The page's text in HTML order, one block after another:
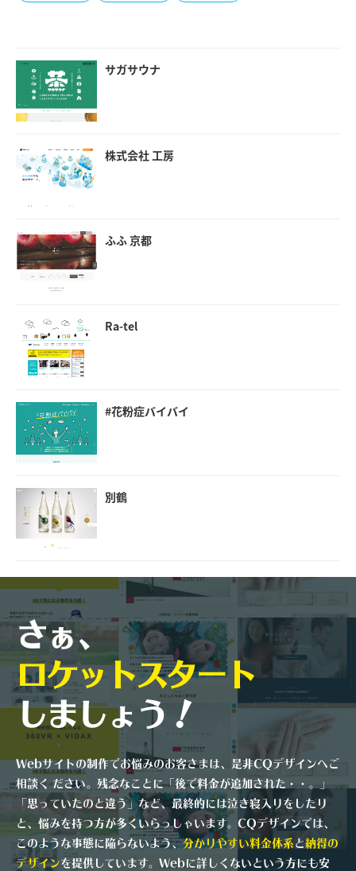
サガサウナ
株式会社 工房
ふふ 京都
Ra-tel
#花粉症バイバイ
別鶴
さぁ、
ロケットスタート
しましょう！
Webサイトの制作でお悩みのお客さまは、是非CQデザインへご
相談く ださい。残念なことに「後で料金が追加された・・。」
「思っていたのと違う」など、最終的には泣き寝入りをしたり
と、悩みを持つ方が多くいらっしゃいます。CQデザインでは、
このような事態に陥らないよう、分かりやすい料金体系と納得の
デザインを提供しています。Webに詳しくないという方にも安